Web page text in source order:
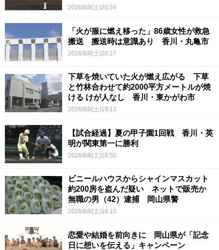
2026/8/8(土)20:34
「火が服に燃え移った」86歳女性が救急
搬送 搬送時は意識あり 香川・丸亀市
2026/8/8(土)20:27
下草を焼いていた火が燃え広がる 下草
と竹林合わせて約2000平方メートルが焼
ける けが人なし 香川・東かがわ市
2026/8/8(土)19:13
【試合経過】夏の甲子園1回戦 香川・英
明が関東第一に勝利
2026/8/8(土)18:50
ビニールハウスからシャインマスカット
約200房を盗んだ疑い ネットで販売か
無職の男（42）逮捕 岡山県警
2026/8/8(土)18:15
恋愛や結婚を前向きに 岡山県が「記念
日に想いを伝える」キャンペーン